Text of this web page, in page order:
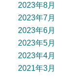
2023年8月
2023年7月
2023年6月
2023年5月
2023年4月
2021年3月